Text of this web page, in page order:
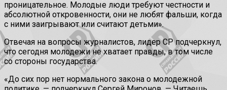
проницательное. Молодые люди требуют честности и
абсолютной откровенности, они не любят фальши, когда
с ними заигрывают или считают детьми».
Отвечая на вопросы журналистов, лидер СР подчеркнул,
что сегодня молодежи не хватает правды, в том числе
со стороны государства.
«До сих пор нет нормального закона о молодежной